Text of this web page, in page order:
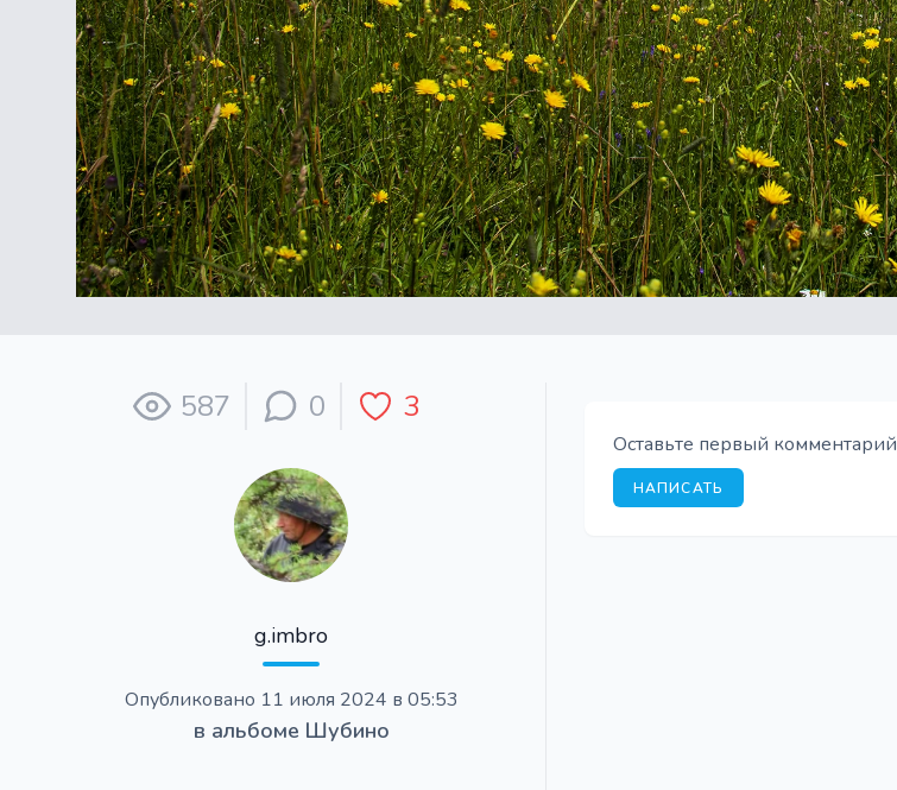
587 0 3
g.imbro
Опубликовано 11 июля 2024 в 05:53
в альбоме Шубино
Оставьте первый комментарий
НАПИСАТЬ